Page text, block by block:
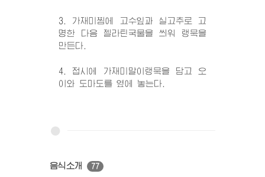
3. 가재미찜에 고수잎과 실고추로 고
명한 다음 젤라틴국물을 씌워 랭묵을
만든다.
4. 접시에 가재미말이랭묵을 담고 오
이와 도마도를 옆에 놓는다.
음식소개 77